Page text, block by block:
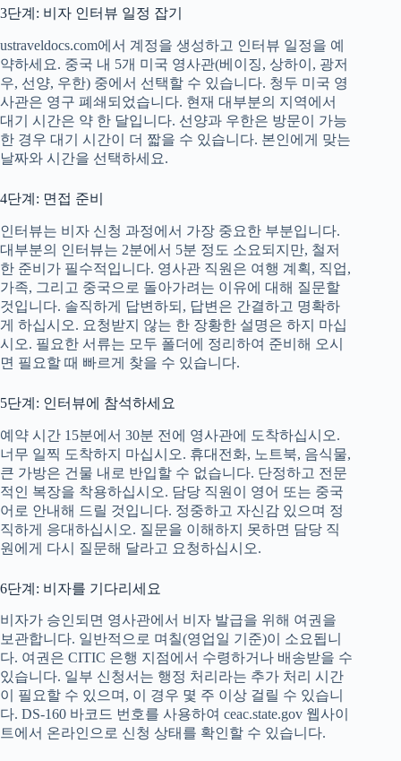
3단계: 비자 인터뷰 일정 잡기
ustraveldocs.com에서 계정을 생성하고 인터뷰 일정을 예
약하세요. 중국 내 5개 미국 영사관(베이징, 상하이, 광저
우, 선양, 우한) 중에서 선택할 수 있습니다. 청두 미국 영
사관은 영구 폐쇄되었습니다. 현재 대부분의 지역에서
대기 시간은 약 한 달입니다. 선양과 우한은 방문이 가능
한 경우 대기 시간이 더 짧을 수 있습니다. 본인에게 맞는
날짜와 시간을 선택하세요.
4단계: 면접 준비
인터뷰는 비자 신청 과정에서 가장 중요한 부분입니다.
대부분의 인터뷰는 2분에서 5분 정도 소요되지만, 철저
한 준비가 필수적입니다. 영사관 직원은 여행 계획, 직업,
가족, 그리고 중국으로 돌아가려는 이유에 대해 질문할
것입니다. 솔직하게 답변하되, 답변은 간결하고 명확하
게 하십시오. 요청받지 않는 한 장황한 설명은 하지 마십
시오. 필요한 서류는 모두 폴더에 정리하여 준비해 오시
면 필요할 때 빠르게 찾을 수 있습니다.
5단계: 인터뷰에 참석하세요
예약 시간 15분에서 30분 전에 영사관에 ​​도착하십시오.
너무 일찍 도착하지 마십시오. 휴대전화, 노트북, 음식물,
큰 가방은 건물 내로 반입할 수 없습니다. 단정하고 전문
적인 복장을 착용하십시오. 담당 직원이 영어 또는 중국
어로 안내해 드릴 것입니다. 정중하고 자신감 있으며 정
직하게 응대하십시오. 질문을 이해하지 못하면 담당 직
원에게 다시 질문해 달라고 요청하십시오.
6단계: 비자를 기다리세요
비자가 승인되면 영사관에서 비자 발급을 위해 여권을
보관합니다. 일반적으로 며칠(영업일 기준)이 소요됩니
다. 여권은 CITIC 은행 지점에서 수령하거나 배송받을 수
있습니다. 일부 신청서는 행정 처리라는 추가 처리 시간
이 필요할 수 있으며, 이 경우 몇 주 이상 걸릴 수 있습니
다. DS-160 바코드 번호를 사용하여 ceac.state.gov 웹사이
트에서 온라인으로 신청 상태를 확인할 수 있습니다.